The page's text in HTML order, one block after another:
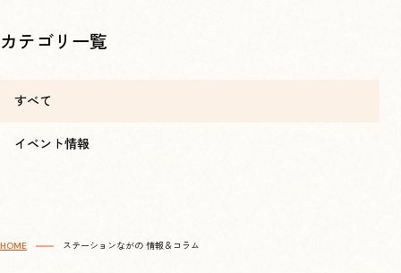
カテゴリ一覧
すべて
イベント情報
HOME ステーションながの 情報＆コラム